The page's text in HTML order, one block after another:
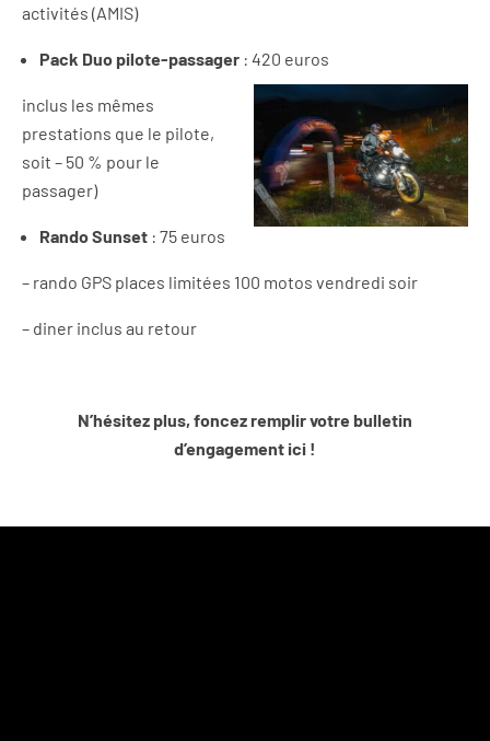
activités (AMIS)
Pack Duo pilote-passager : 420 euros
inclus les mêmes
prestations que le pilote,
soit – 50 % pour le
passager)
Rando Sunset : 75 euros
– rando GPS places limitées 100 motos vendredi soir
– diner inclus au retour
N’hésitez plus, foncez remplir votre bulletin
d’engagement ici !